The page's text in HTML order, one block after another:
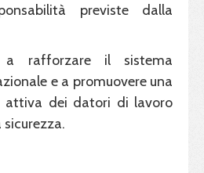
previste dalla
a rafforzare il sistema
e a promuovere una
attiva dei datori di lavoro